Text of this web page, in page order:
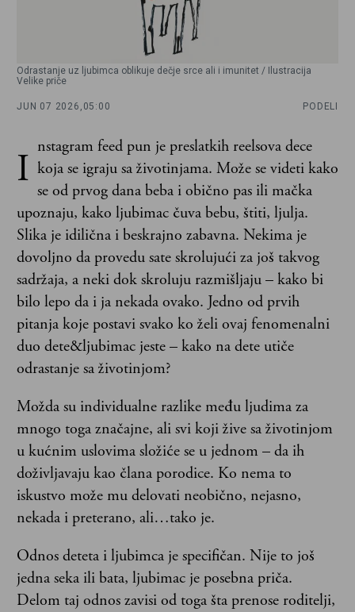
Odrastanje uz ljubimca oblikuje dečje srce ali i imunitet / Ilustracija
Velike priče
JUN 07 2026, 05:00 PODELI
I nstagram feed pun je preslatkih reelsova dece
koja se igraju sa životinjama. Može se videti kako
se od prvog dana beba i obično pas ili mačka
upoznaju, kako ljubimac čuva bebu, štiti, ljulja.
Slika je idilična i beskrajno zabavna. Nekima je
dovoljno da provedu sate skrolujući za još takvog
sadržaja, a neki dok skroluju razmišljaju – kako bi
bilo lepo da i ja nekada ovako. Jedno od prvih
pitanja koje postavi svako ko želi ovaj fenomenalni
duo dete&ljubimac jeste – kako na dete utiče
odrastanje sa životinjom?
Možda su individualne razlike među ljudima za
mnogo toga značajne, ali svi koji žive sa životinjom
u kućnim uslovima složiće se u jednom – da ih
doživljavaju kao člana porodice. Ko nema to
iskustvo može mu delovati neobično, nejasno,
nekada i preterano, ali…tako je.
Odnos deteta i ljubimca je specifičan. Nije to još
jedna seka ili bata, ljubimac je posebna priča.
Delom taj odnos zavisi od toga šta prenose roditelji,